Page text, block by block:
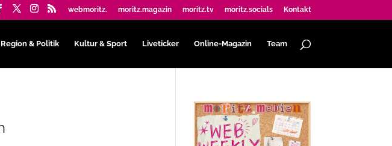
webmoritz. moritz.magazin moritz.tv moritz.socials Kontakt
Region & Politik Kultur & Sport Liveticker Online-Magazin Team